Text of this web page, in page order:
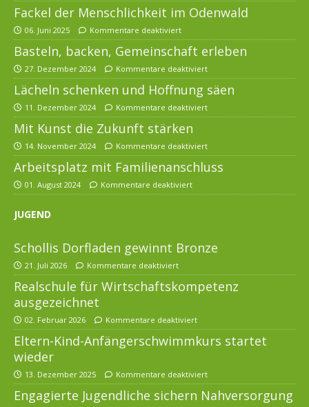
Fackel der Menschlichkeit im Odenwald
06. Juni 2025 Kommentare deaktiviert
Basteln, backen, Gemeinschaft erleben
27. Dezember 2024 Kommentare deaktiviert
Lächeln schenken und Hoffnung säen
11. Dezember 2024 Kommentare deaktiviert
Mit Kunst die Zukunft stärken
14. November 2024 Kommentare deaktiviert
Arbeitsplatz mit Familienanschluss
01. August 2024 Kommentare deaktiviert
JUGEND
Schollis Dorfladen gewinnt Bronze
21. Juli 2026 Kommentare deaktiviert
Realschule für Wirtschaftskompetenz
ausgezeichnet
02. Februar 2026 Kommentare deaktiviert
Eltern-Kind-Anfängerschwimmkurs startet
wieder
13. Dezember 2025 Kommentare deaktiviert
Engagierte Jugendliche sichern Nahversorgung